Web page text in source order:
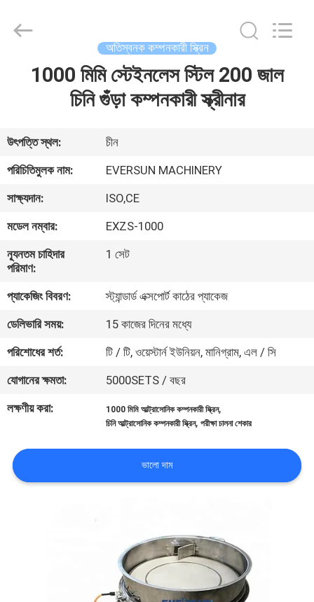
VR
প্রদর্শন
আমাদের
সম্পর্কে
কারখানা
ভ্রমণ
মান
নিয়ন্ত্রণ
যোগাযোগ
করুন
অতিস্বনক কম্পনকারী স্ক্রিন
1000 মিমি স্টেইনলেস স্টিল 200 জাল
চিনি গুঁড়া কম্পনকারী স্ক্রীনার
উৎপত্তি স্থল:
চীন
পরিচিতিমুলক নাম:
EVERSUN MACHINERY
সাক্ষ্যদান:
ISO,CE
মডেল নম্বার:
EXZS-1000
ন্যূনতম চাহিদার
পরিমাণ:
1 সেট
প্যাকেজিং বিবরণ:
স্ট্যান্ডার্ড এক্সপোর্ট কাঠের প্যাকেজ
ডেলিভারি সময়:
15 কাজের দিনের মধ্যে
পরিশোধের শর্ত:
টি / টি, ওয়েস্টার্ন ইউনিয়ন, মানিগ্রাম, এল / সি
যোগানের ক্ষমতা:
5000SETS / বছর
লক্ষণীয় করা:
1000 মিমি আল্ট্রাসোনিক কম্পনকারী স্ক্রিন,
চিনি আল্ট্রাসোনিক কম্পনকারী স্ক্রিন,পরীক্ষা চালনা শেকার
ভালো দাম